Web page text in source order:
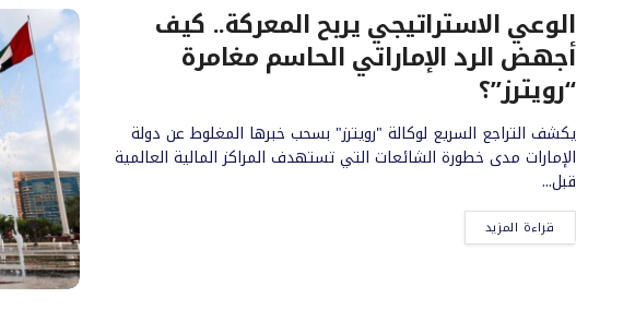
الوعي الاستراتيجي يربح المعركة.. كيف
أجهض الرد الإماراتي الحاسم مغامرة
“رويترز”؟
يكشف التراجع السريع لوكالة "رويترز" بسحب خبرها المغلوط عن دولة
الإمارات مدى خطورة الشائعات التي تستهدف المراكز المالية العالمية
قبل...
قراءة المزيد